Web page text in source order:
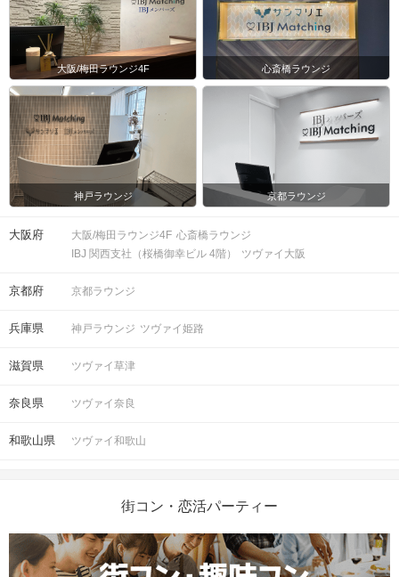
掲載開始日：2020/6/9
大阪/梅田ラウンジ4F 心斎橋ラウンジ
神戸ラウンジ 京都ラウンジ
大阪府 大阪/梅田ラウンジ4F 心斎橋ラウンジ
IBJ 関西支社（桜橋御幸ビル 4階）
ツヴァイ大阪
京都府 京都ラウンジ
兵庫県 神戸ラウンジ ツヴァイ姫路
滋賀県 ツヴァイ草津
奈良県 ツヴァイ奈良
和歌山県 ツヴァイ和歌山
街コン・恋活パーティー